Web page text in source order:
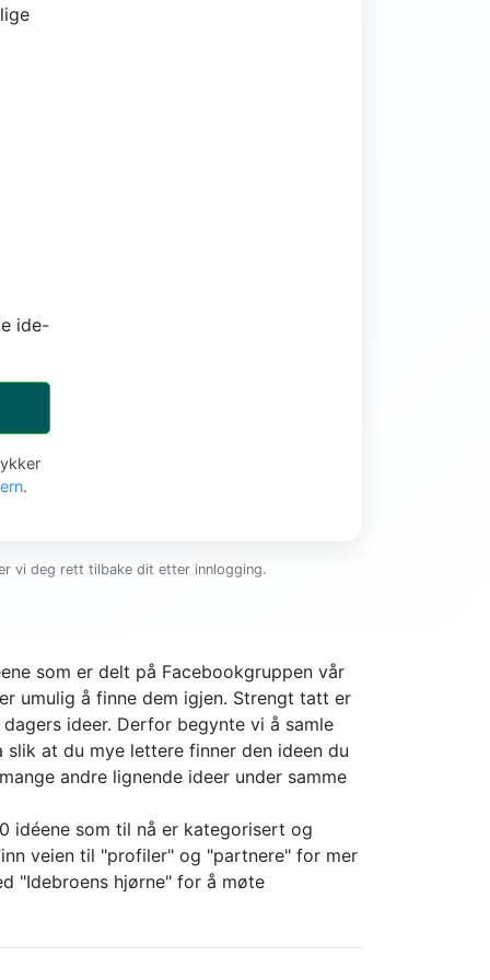
ide-
.
vi deg rett tilbake dit etter innlogging.
som er delt på Facebookgruppen vår
umulig å finne dem igjen. Strengt tatt er
ideer. Derfor begynte vi å samle
at du mye lettere finner den ideen du
andre lignende ideer under samme
idéene som til nå er kategorisert og
veien til "profiler" og "partnere" for mer
"Idebroens hjørne" for å møte